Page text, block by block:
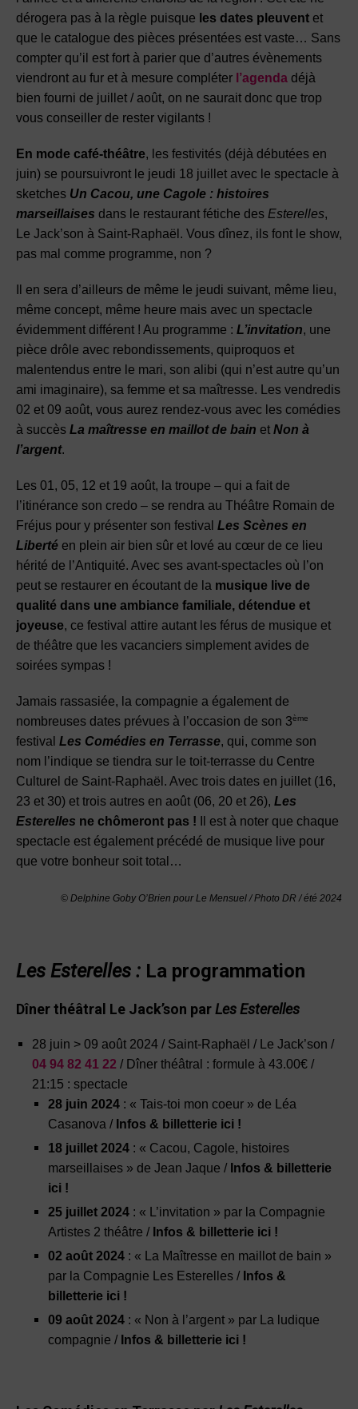
dérogera pas à la règle puisque les dates pleuvent et
que le catalogue des pièces présentées est vaste… Sans
compter qu’il est fort à parier que d’autres évènements
viendront au fur et à mesure compléter l’agenda déjà
bien fourni de juillet / août, on ne saurait donc que trop
vous conseiller de rester vigilants !
En mode café-théâtre, les festivités (déjà débutées en
juin) se poursuivront le jeudi 18 juillet avec le spectacle à
sketches Un Cacou, une Cagole : histoires
marseillaises dans le restaurant fétiche des Esterelles,
Le Jack’son à Saint-Raphaël. Vous dînez, ils font le show,
pas mal comme programme, non ?
Il en sera d’ailleurs de même le jeudi suivant, même lieu,
même concept, même heure mais avec un spectacle
évidemment différent ! Au programme : L’invitation, une
pièce drôle avec rebondissements, quiproquos et
malentendus entre le mari, son alibi (qui n’est autre qu’un
ami imaginaire), sa femme et sa maîtresse. Les vendredis
02 et 09 août, vous aurez rendez-vous avec les comédies
à succès La maîtresse en maillot de bain et Non à
l’argent.
Les 01, 05, 12 et 19 août, la troupe – qui a fait de
l’itinérance son credo – se rendra au Théâtre Romain de
Fréjus pour y présenter son festival Les Scènes en
Liberté en plein air bien sûr et lové au cœur de ce lieu
hérité de l’Antiquité. Avec ses avant-spectacles où l’on
peut se restaurer en écoutant de la musique live de
qualité dans une ambiance familiale, détendue et
joyeuse, ce festival attire autant les férus de musique et
de théâtre que les vacanciers simplement avides de
soirées sympas !
Jamais rassasiée, la compagnie a également de
nombreuses dates prévues à l’occasion de son 3ème
festival Les Comédies en Terrasse, qui, comme son
nom l’indique se tiendra sur le toit-terrasse du Centre
Culturel de Saint-Raphaël. Avec trois dates en juillet (16,
23 et 30) et trois autres en août (06, 20 et 26), Les
Esterelles ne chômeront pas !
Il est à noter que chaque
spectacle est également précédé de musique live pour
que votre bonheur soit total…
© Delphine Goby O’Brien pour Le Mensuel / Photo DR / été 2024
Les Esterelles : La programmation
Dîner théâtral Le Jack’son par Les Esterelles
28 juin > 09 août 2024 / Saint-Raphaël / Le Jack’son /
04 94 82 41 22 / Dîner théâtral : formule à 43.00€ /
21:15 : spectacle
28 juin 2024 : « Tais-toi mon coeur » de Léa
Casanova / Infos & billetterie ici !
18 juillet 2024 : « Cacou, Cagole, histoires
marseillaises » de Jean Jaque / Infos & billetterie
ici !
25 juillet 2024 : « L’invitation » par la Compagnie
Artistes 2 théâtre / Infos & billetterie ici !
02 août 2024 : « La Maîtresse en maillot de bain »
par la Compagnie Les Esterelles / Infos &
billetterie ici !
09 août 2024 : « Non à l’argent » par La ludique
compagnie / Infos & billetterie ici !